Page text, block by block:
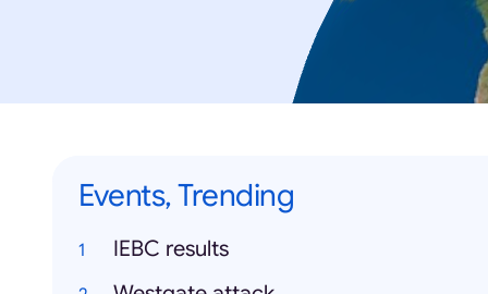
Events, Trending
IEBC results